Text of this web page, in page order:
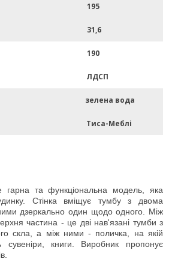
195
31,6
190
ЛДСП
зелена вода
Тиса-Меблі
гарна та функціональна модель, яка
Стінка вміщує тумбу з двома
дзеркально один щодо одного. Між
частина - це дві нав'язані тумби з
скла, а між ними - поличка, на якій
книги.
Виробник пропонує